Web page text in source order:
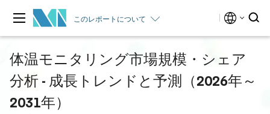
このレポートについて
体温モニタリング市場規模・シェア
分析 - 成長トレンドと予測（2026年～
2031年）